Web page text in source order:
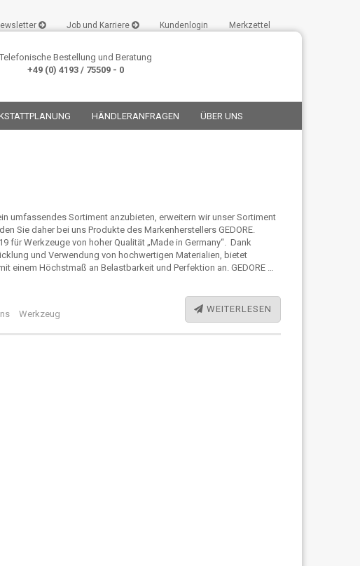
Job und Karriere Kundenlogin
Konto erstellen
Passwort vergessen?
Merkzettel
Telefonische Bestellung und Beratung
+49 (0) 4193 / 75509 - 0
HÄNDLERANFRAGEN ÜBER UNS
umfassendes Sortiment anzubieten, erweitern wir unser Sortiment
Sie daher bei uns Produkte des Markenherstellers GEDORE.
für Werkzeuge von hoher Qualität „Made in Germany“. Dank
und Verwendung von hochwertigen Materialien, bietet
einem Höchstmaß an Belastbarkeit und Perfektion an. GEDORE …
WEITERLESEN
Werkzeug